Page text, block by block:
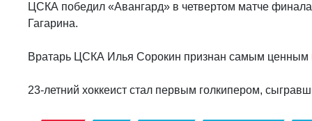
ЦСКА победил «Авангард» в четвертом матче
Гагарина.
Вратарь ЦСКА Илья Сорокин признан самым ценным
23-летний хоккеист стал первым голкипером,